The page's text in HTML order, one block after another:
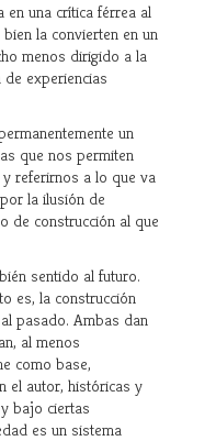
una crítica férrea al
la convierten en un
menos dirigido a la
experiencias
un
que nos permiten
referirnos a lo que va
la ilusión de
de construcción al que
sentido al futuro.
es, la construcción
pasado. Ambas dan
al menos
como base,
el autor, históricas y
bajo ciertas
es un sistema